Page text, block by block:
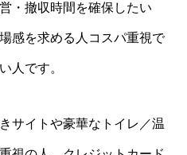
・撤収時間を確保したい
感を求める人コスパ重視で
人です。
きサイトや豪華なトイレ／温